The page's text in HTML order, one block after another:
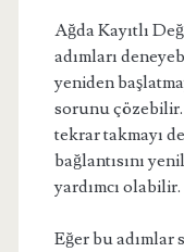
Ağda Kayıtlı
adımları
yeniden
sorunu çözebilir.
tekrar takmayı
bağlantısını
yardımcı olabilir.
Eğer bu